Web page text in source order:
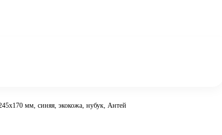
мм, синяя, экокожа, нубук, Антей